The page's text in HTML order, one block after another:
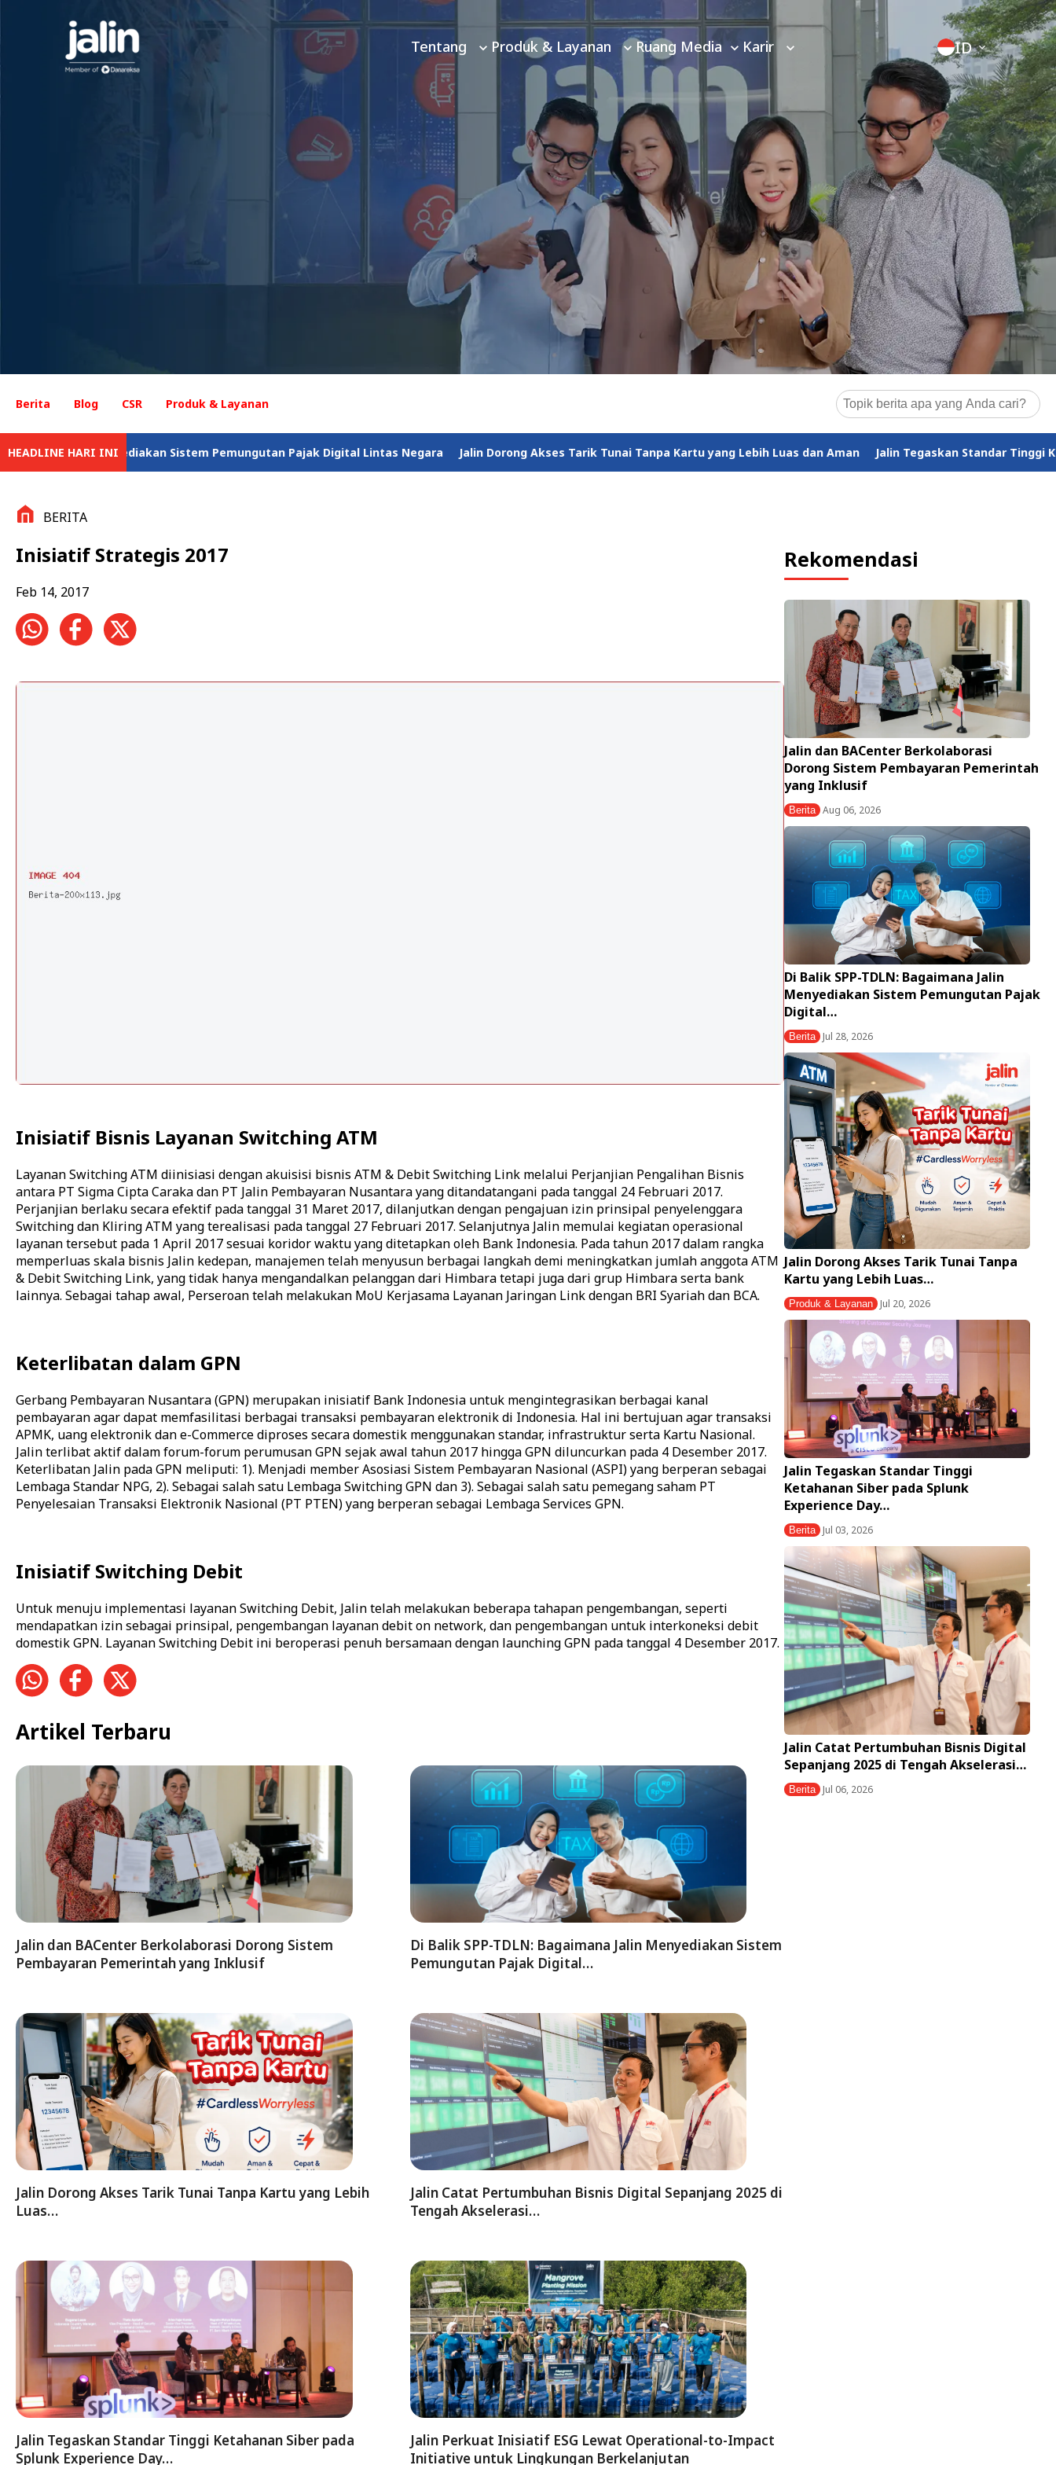
Tentang Produk & Layanan Ruang Media Karir ID
Berita Blog CSR Produk & Layanan
HEADLINE HARI INISistem Pemungutan Pajak Digital Lintas Negara Jalin Dorong Akses Tarik Tunai Tanpa Kartu yang Lebih Luas dan Aman Jalin Tegaskan Standar Tinggi Ketahanan Siber
BERITA
Inisiatif Strategis 2017
Feb 14, 2017
Inisiatif Bisnis Layanan Switching ATM
Layanan Switching ATM diinisiasi dengan akuisisi bisnis ATM & Debit Switching Link melalui Perjanjian Pengalihan Bisnis
antara PT Sigma Cipta Caraka dan PT Jalin Pembayaran Nusantara yang ditandatangani pada tanggal 24 Februari 2017.
Perjanjian berlaku secara efektif pada tanggal 31 Maret 2017, dilanjutkan dengan pengajuan izin prinsipal penyelenggara
Switching dan Kliring ATM yang terealisasi pada tanggal 27 Februari 2017. Selanjutnya Jalin memulai kegiatan operasional
layanan tersebut pada 1 April 2017 sesuai koridor waktu yang ditetapkan oleh Bank Indonesia. Pada tahun 2017 dalam rangka
memperluas skala bisnis Jalin kedepan, manajemen telah menyusun berbagai langkah demi meningkatkan jumlah anggota ATM
& Debit Switching Link, yang tidak hanya mengandalkan pelanggan dari Himbara tetapi juga dari grup Himbara serta bank
lainnya. Sebagai tahap awal, Perseroan telah melakukan MoU Kerjasama Layanan Jaringan Link dengan BRI Syariah dan BCA.
Keterlibatan dalam GPN
Gerbang Pembayaran Nusantara (GPN) merupakan inisiatif Bank Indonesia untuk mengintegrasikan berbagai kanal
pembayaran agar dapat memfasilitasi berbagai transaksi pembayaran elektronik di Indonesia. Hal ini bertujuan agar transaksi
APMK, uang elektronik dan e-Commerce diproses secara domestik menggunakan standar, infrastruktur serta Kartu Nasional.
Jalin terlibat aktif dalam forum-forum perumusan GPN sejak awal tahun 2017 hingga GPN diluncurkan pada 4 Desember 2017.
Keterlibatan Jalin pada GPN meliputi: 1). Menjadi member Asosiasi Sistem Pembayaran Nasional (ASPI) yang berperan sebagai
Lembaga Standar NPG, 2). Sebagai salah satu Lembaga Switching GPN dan 3). Sebagai salah satu pemegang saham PT
Penyelesaian Transaksi Elektronik Nasional (PT PTEN) yang berperan sebagai Lembaga Services GPN.
Inisiatif Switching Debit
Untuk menuju implementasi layanan Switching Debit, Jalin telah melakukan beberapa tahapan pengembangan, seperti
mendapatkan izin sebagai prinsipal, pengembangan layanan debit on network, dan pengembangan untuk interkoneksi debit
domestik GPN. Layanan Switching Debit ini beroperasi penuh bersamaan dengan launching GPN pada tanggal 4 Desember 2017.
Artikel Terbaru
Jalin dan BACenter Berkolaborasi Dorong Sistem
Pembayaran Pemerintah yang Inklusif
Di Balik SPP-TDLN: Bagaimana Jalin Menyediakan Sistem
Pemungutan Pajak Digital…
Jalin Dorong Akses Tarik Tunai Tanpa Kartu yang Lebih
Luas…
Jalin Catat Pertumbuhan Bisnis Digital Sepanjang 2025 di
Tengah Akselerasi…
Jalin Tegaskan Standar Tinggi Ketahanan Siber pada
Splunk Experience Day…
Jalin Perkuat Inisiatif ESG Lewat Operational-to-Impact
Initiative untuk Lingkungan Berkelanjutan
Rekomendasi
Jalin dan BACenter Berkolaborasi
Dorong Sistem Pembayaran Pemerintah
yang Inklusif
Berita Aug 06, 2026
Di Balik SPP-TDLN: Bagaimana Jalin
Menyediakan Sistem Pemungutan Pajak
Digital…
Berita Jul 28, 2026
Jalin Dorong Akses Tarik Tunai Tanpa
Kartu yang Lebih Luas…
Produk & Layanan Jul 20, 2026
Jalin Tegaskan Standar Tinggi
Ketahanan Siber pada Splunk
Experience Day…
Berita Jul 03, 2026
Jalin Catat Pertumbuhan Bisnis Digital
Sepanjang 2025 di Tengah Akselerasi…
Berita Jul 06, 2026